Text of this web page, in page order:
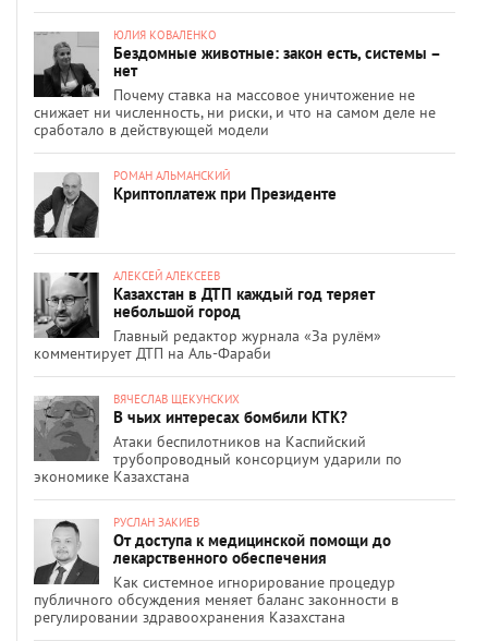
ЮЛИЯ КОВАЛЕНКО
Бездомные животные: закон есть, системы –
нет
Почему ставка на массовое уничтожение не
снижает ни численность, ни риски, и что на самом деле не
сработало в действующей модели
РОМАН АЛЬМАНСКИЙ
Криптоплатеж при Президенте
АЛЕКСЕЙ АЛЕКСЕЕВ
Казахстан в ДТП каждый год теряет
небольшой город
Главный редактор журнала «За рулём»
комментирует ДТП на Аль-Фараби
ВЯЧЕСЛАВ ЩЕКУНСКИХ
В чьих интересах бомбили КТК?
Атаки беспилотников на Каспийский
трубопроводный консорциум ударили по
экономике Казахстана
РУСЛАН ЗАКИЕВ
От доступа к медицинской помощи до
лекарственного обеспечения
Как системное игнорирование процедур
публичного обсуждения меняет баланс законности в
регулировании здравоохранения Казахстана